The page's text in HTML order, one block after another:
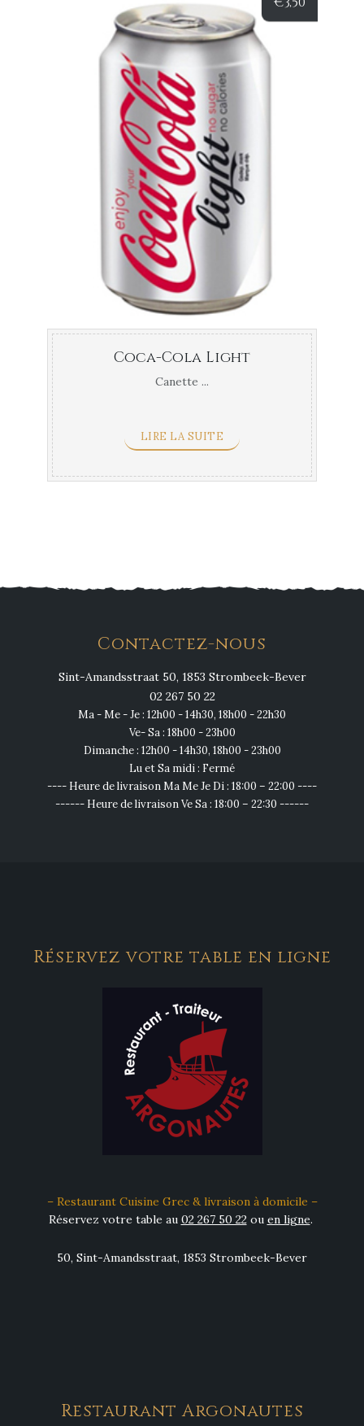
Coca-Cola Light
Canette ...
LIRE LA SUITE
Contactez-nous
Sint-Amandsstraat 50, 1853 Strombeek-Bever
02 267 50 22
Ma - Me - Je : 12h00 - 14h30, 18h00 - 22h30
Ve- Sa : 18h00 - 23h00
Dimanche : 12h00 - 14h30, 18h00 - 23h00
Lu et Sa midi : Fermé
---- Heure de livraison Ma Me Je Di : 18:00 – 22:00 ----
------ Heure de livraison Ve Sa : 18:00 – 22:30 ------
Réservez votre table en ligne
– Restaurant Cuisine Grec & livraison à domicile –
Réservez votre table au 02 267 50 22ou en ligne.
50, Sint-Amandsstraat, 1853 Strombeek-Bever
Restaurant Argonautes